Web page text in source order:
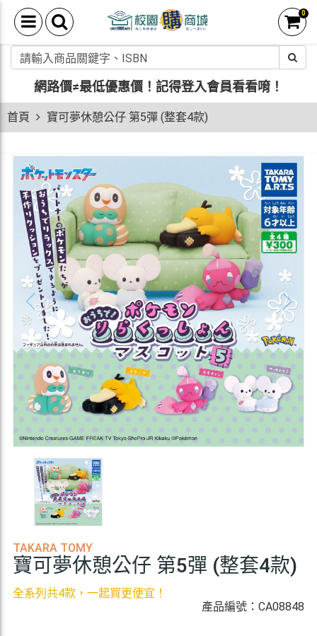
0
網路價≠最低優惠價！ 記得登入會員看看唷！
首頁 寶可夢休憩公仔 第5彈 (整套4款)
TAKARA TOMY
寶可夢休憩公仔 第5彈 (整套4款)
全系列共4款，一起買更便宜！
產品編號：CA08848